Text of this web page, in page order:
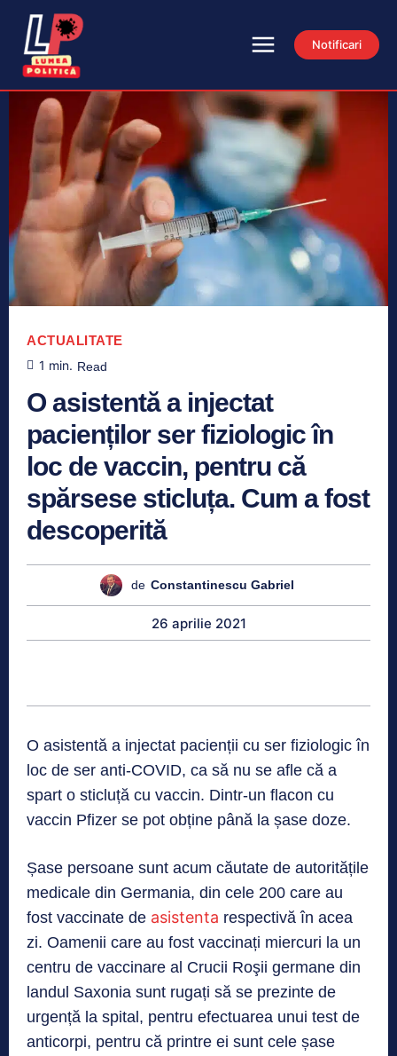
Notificari
ACTUALITATE
1 min. Read
O asistentă a injectat
pacienților ser fiziologic în
loc de vaccin, pentru că
spărsese sticluța. Cum a fost
descoperită
de Constantinescu Gabriel
26 aprilie 2021
O asistentă a injectat pacienții cu ser fiziologic în
loc de ser anti-COVID, ca să nu se afle că a
spart o sticluță cu vaccin. Dintr-un flacon cu
vaccin Pfizer se pot obține până la șase doze.
Șase persoane sunt acum căutate de autoritățile
medicale din Germania, din cele 200 care au
fost vaccinate de asistenta respectivă în acea
zi. Oamenii care au fost vaccinați miercuri la un
centru de vaccinare al Crucii Roşii germane din
landul Saxonia sunt rugați să se prezinte de
urgență la spital, pentru efectuarea unui test de
anticorpi, pentru că printre ei sunt cele șase